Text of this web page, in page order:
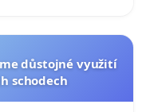
důstojné využití
schodech